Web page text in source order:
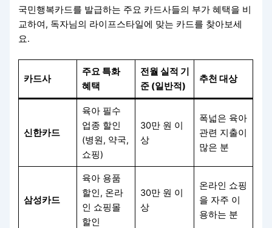
국민행복카드를 발급하는 주요 카드사들의 부가 혜택을 비
교하여, 독자님의 라이프스타일에 맞는 카드를 찾아보세
요.
카드사
주요 특화
혜택
전월 실적 기
준 (일반적)
추천 대상
신한카드
육아 필수
업종 할인
(병원, 약국,
쇼핑)
30만 원 이
상
폭넓은 육아
관련 지출이
많은 분
삼성카드
육아 용품
할인, 온라
인 쇼핑몰
할인
30만 원 이
상
온라인 쇼핑
을 자주 이
용하는 분